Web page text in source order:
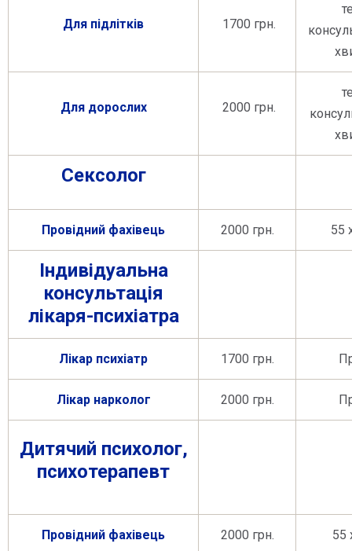
Для підлітків 1700 грн.
Для дорослих 2000 грн.
Сексолог
Провідний фахівець 2000 грн. 55
Індивідуальна
консультація
лікаря-психіатра
Лікар психіатр 1700 грн.
Лікар нарколог 2000 грн.
Дитячий психолог,
психотерапевт
Провідний фахівець 2000 грн. 55